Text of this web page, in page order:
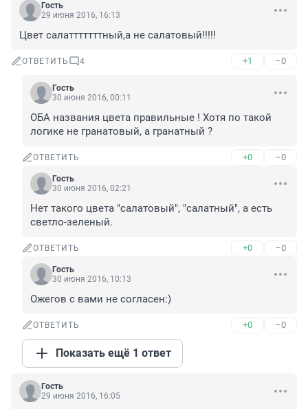
Гость
29 июня 2016, 16:13
Цвет салатттттттный,а не салатовый!!!!!
ОТВЕТИТЬ 4 +1 –0
Гость
30 июня 2016, 00:11
ОБА названия цвета правильные ! Хотя по такой
логике не гранатовый, а гранатный ?
ОТВЕТИТЬ +0 –0
Гость
30 июня 2016, 02:21
Нет такого цвета "салатовый", "салатный", а есть
светло-зеленый.
ОТВЕТИТЬ +0 –0
Гость
30 июня 2016, 10:13
Ожегов с вами не согласен:)
ОТВЕТИТЬ +0 –0
Показать ещё 1 ответ
Гость
29 июня 2016, 16:05